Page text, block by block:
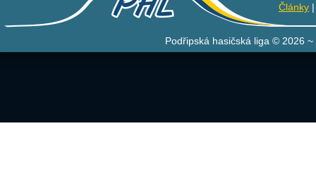
Články
Podřipská hasičská liga © 2026